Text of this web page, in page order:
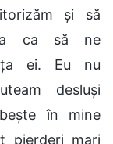
și să
ca să ne
ei. Eu nu
desluși
în mine
pierderi mari